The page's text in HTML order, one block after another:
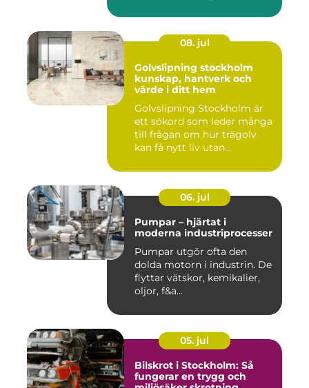
08. jul
Golvslipning stockholm
kunskap, hantverk och
värde i ditt hem
Golvslipning Stockholm är
ett sökord som leder många
till frågan om hur trägolv
kan få nytt liv utan...
06. jul
Pumpar – hjärtat i
moderna industriprocesser
Pumpar utgör ofta den
dolda motorn i industrin. De
flyttar vätskor, kemikalier,
oljor, f&a...
05. jul
Bilskrot i Stockholm: Så
fungerar en trygg och